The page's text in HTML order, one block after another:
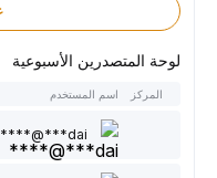
لوحة المتصدرين الأسبوعية
المركز اسم المستخدم
dai***@****